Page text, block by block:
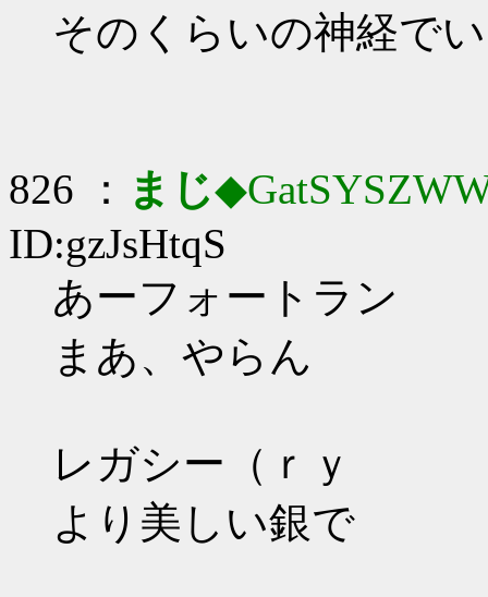
そのくらいの神経で
826 ： まじ
ID:gzJsHtqS
あーフォートラン
まあ、やらん
レガシー（ｒｙ
より美しい銀で